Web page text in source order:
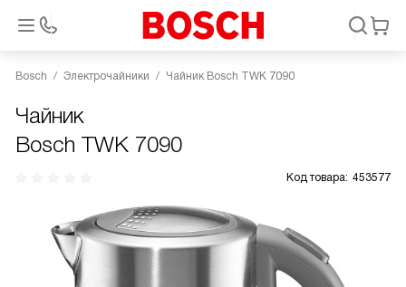
Bosch Электрочайники Чайник Bosch TWK 7090
Чайник
Bosch TWK 7090
Код товара: 453577